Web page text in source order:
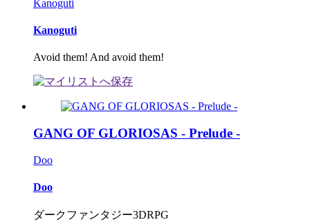
Kanoguti
Kanoguti
Avoid them! And avoid them!
GANG OF GLORIOSAS - Prelude -
Doo
Doo
ダークファンタジー3DRPG